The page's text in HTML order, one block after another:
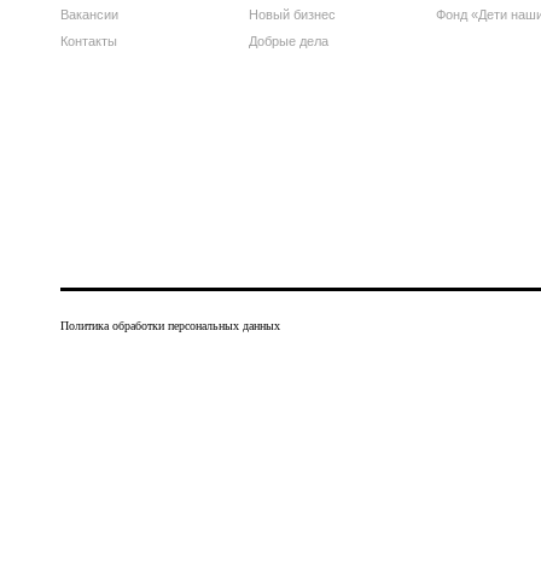
Вакансии
Контакты
Новый бизнес
Добрые дела
Фонд «Дети
Политика обработки персональных данных